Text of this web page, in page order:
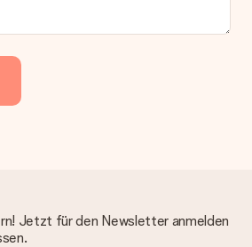
Jetzt für den Newsletter anmelden